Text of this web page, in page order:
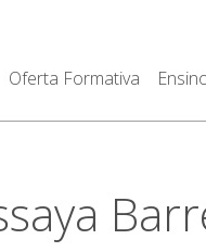
Oferta Formativa